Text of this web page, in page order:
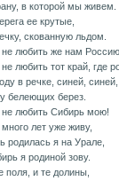
в которой мы живем.
ее крутые,
скованную льдом.
не любить же нам
не любить тот край, где
в речке, синей, синей,
белеющих берез.
не любить Сибирь мою!
много лет уже живу,
родилась я на Урале,
я родиной зову.
поля, и те долины,